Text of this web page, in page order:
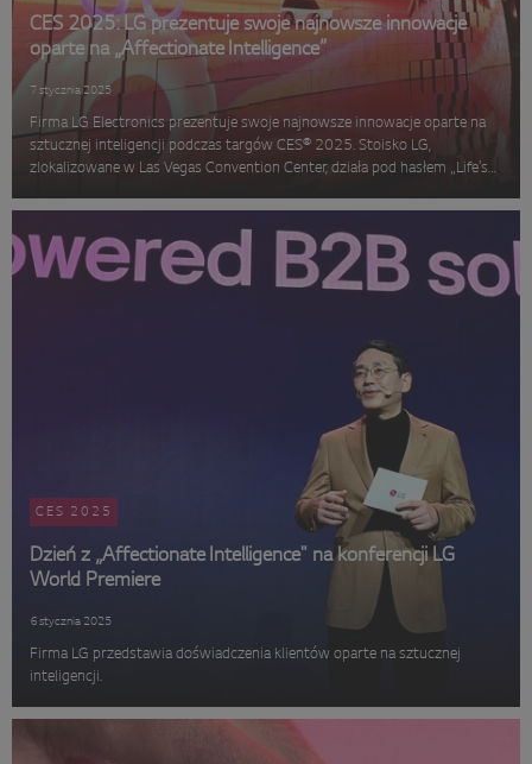
CES 2025: LG prezentuje swoje najnowsze innowacje
oparte na „Affectionate Intelligence”
7 stycznia 2025
Firma LG Electronics prezentuje swoje najnowsze innowacje oparte na
sztucznej inteligencji podczas targów CES® 2025. Stoisko LG,
zlokalizowane w Las Vegas Convention Center, działa pod hasłem „Life's
CES 2025
Dzień z „Affectionate Intelligence" na konferencji LG
World Premiere
6 stycznia 2025
Firma LG przedstawia doświadczenia klientów oparte na sztucznej
inteligencji.